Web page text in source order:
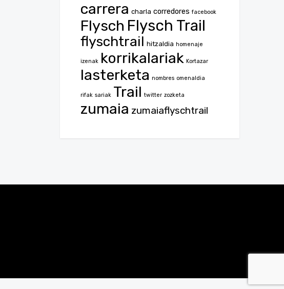
carrera charla corredores facebook
Flysch Flysch Trail
flyschtrail hitzaldia homenaje
izenak korrikalariak Kortazar
lasterketa nombres omenaldia
rifak sariak Trail twitter zozketa
zumaia zumaiaflyschtrail